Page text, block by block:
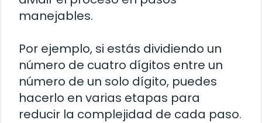
manejables.
Por ejemplo, si estás dividiendo un
número de cuatro dígitos entre un
número de un solo dígito, puedes
hacerlo en varias etapas para
reducir la complejidad de cada paso.